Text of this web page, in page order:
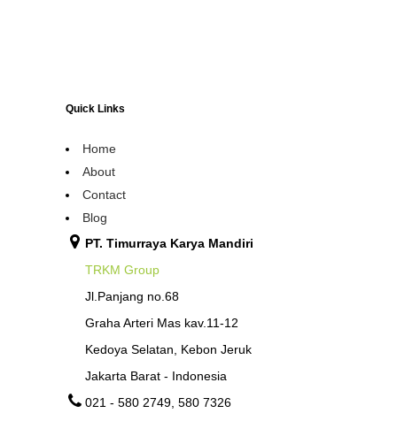
Quick Links
Home
About
Contact
Blog
PT. Timurraya Karya Mandiri
TRKM Group
Jl.Panjang no.68
Graha Arteri Mas kav.11-12
Kedoya Selatan, Kebon Jeruk
Jakarta Barat - Indonesia
021 - 580 2749, 580 7326